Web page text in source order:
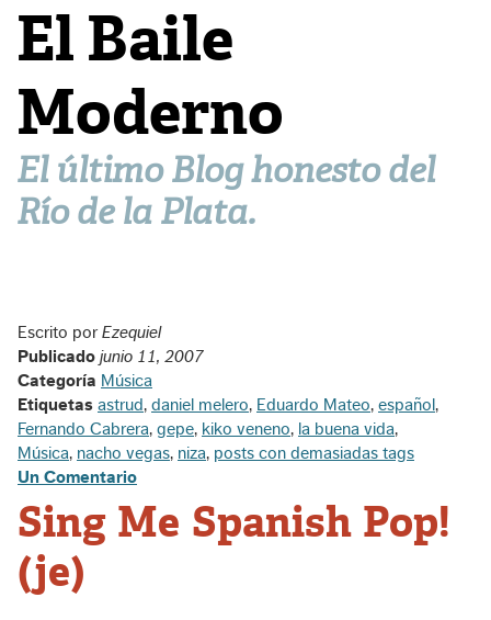
El Baile
Moderno
El último Blog honesto del
Río de la Plata.
Escrito porEzequiel
Publicado junio 11, 2007
Categoría Música
Etiquetas astrud, daniel melero, Eduardo Mateo, español ,
Fernando Cabrera, gepe, kiko veneno, la buena vida,
Música, nacho vegas, niza, posts con demasiadas tags
Un Comentario
Sing Me Spanish Pop!
(je)